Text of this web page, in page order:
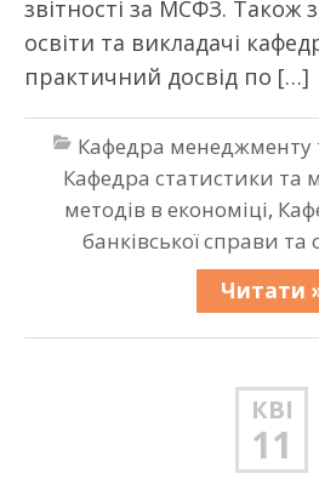
звітності за МСФЗ. Також
освіти та викладачі
практичний досвід по […]
Кафедра менеджменту
Кафедра статистики та
методів в економіці,
банківської справи та
Читати
КВІ
11